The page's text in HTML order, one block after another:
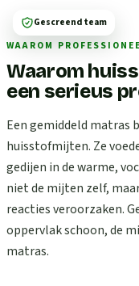
WAAROM
Waarom
een serieus
Een gemiddeld matras
huisstofmijten. Ze
gedijen in de warme,
niet de mijten zelf,
reacties veroorzaken.
oppervlak schoon, de
matras.
Gescreend team